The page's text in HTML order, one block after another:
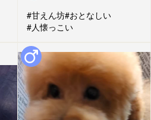
#甘えん坊#おとなしい
#人懐っこい